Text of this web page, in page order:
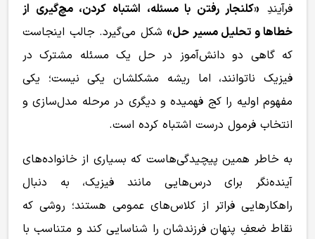
فرآیندِ «کلنجار رفتن با مسئله، اشتباه کردن، مچ‌گیری از
خطاها و تحلیل مسیر حل» شکل می‌گیرد. جالب اینجاست
که گاهی دو دانش‌آموز در حل یک مسئله مشترک در
فیزیک ناتوانند، اما ریشه مشکلشان یکی نیست؛ یکی
مفهوم اولیه را کج فهمیده و دیگری در مرحله مدل‌سازی و
انتخاب فرمول درست اشتباه کرده است.
به خاطر همین پیچیدگی‌هاست که بسیاری از خانواده‌های
آینده‌نگر برای درس‌هایی مانند فیزیک، به دنبال
راهکارهایی فراتر از کلاس‌های عمومی هستند؛ روشی که
نقاط ضعفِ پنهان فرزندشان را شناسایی کند و متناسب با